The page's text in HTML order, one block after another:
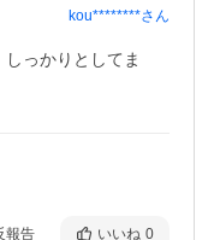
kou********さん
っかりとしてま
報告 いいね 0